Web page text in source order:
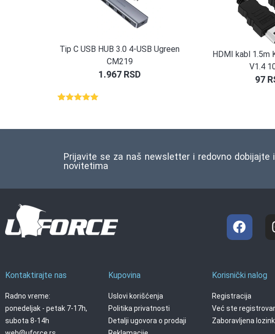
Tip C USB HUB 3.0 4-USB Ugreen
CM219
1.967 RSD
ocene
HDMI kabl 1.5m
V1.4
97
Prijavite se za naš newsletter i redovno
novitetima
Kontaktirajte nas
Radno vreme:
ponedeljak - petak 7-17h,
subota 8-14h
Kupovina
Uslovi korišćenja
Politika privatnosti
Detalji ugovora o prodaji
Korisnički nalog
Registracija
Već ste
Zaboravljena